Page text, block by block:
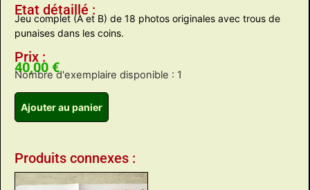
Etat détaillé :
Jeu complet (A et B) de 18 photos originales avec trous de
punaises dans les coins.
Prix :
40,00 €
Nombre d'exemplaire disponible : 1
Ajouter au panier
Produits connexes :